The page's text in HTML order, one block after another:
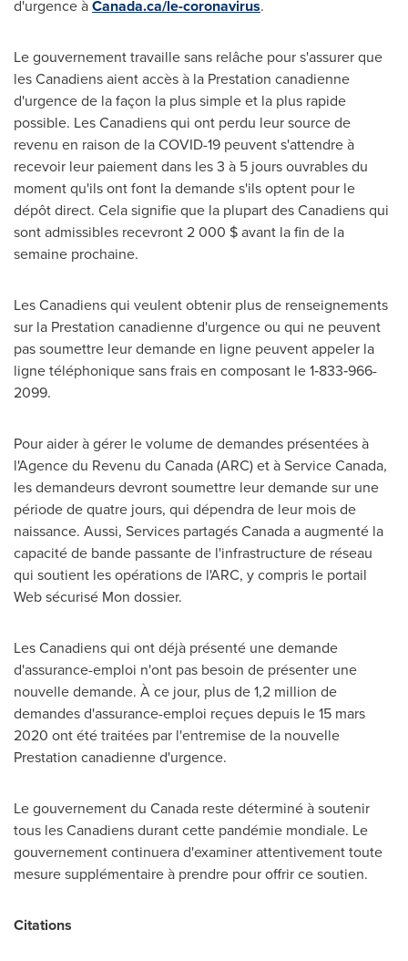
d'urgence àCanada.ca/le-coronavirus.
Le gouvernement travaille sans relâche pour s'assurer que
les Canadiens aient accès à la Prestation canadienne
d'urgence de la façon la plus simple et la plus rapide
possible. Les Canadiens qui ont perdu leur source de
revenu en raison de la COVID-19 peuvent s'attendre à
recevoir leur paiement dans les 3 à 5 jours ouvrables du
moment qu'ils ont font la demande s'ils optent pour le
dépôt direct. Cela signifie que la plupart des Canadiens qui
sont admissibles recevront 2 000 $ avant la fin de la
semaine prochaine.
Les Canadiens qui veulent obtenir plus de renseignements
sur la Prestation canadienne d'urgence ou qui ne peuvent
pas soumettre leur demande en ligne peuvent appeler la
ligne téléphonique sans frais en composant le 1‑833‑966-
2099.
Pour aider à gérer le volume de demandes présentées à
l'Agence du Revenu du Canada(ARC) et à Service Canada,
les demandeurs devront soumettre leur demande sur une
période de quatre jours, qui dépendra de leur mois de
naissance. Aussi, Services partagésCanadaa augmenté la
capacité de bande passante de l'infrastructure de réseau
qui soutient les opérations de l'ARC, y compris le portail
Web sécurisé Mon dossier.
Les Canadiens qui ont déjà présenté une demande
d'assurance-emploi n'ont pas besoin de présenter une
nouvelle demande. À ce jour, plus de 1,2 million de
demandes d'assurance-emploi reçues depuis le 15 mars
2020 ont été traitées par l'entremise de la nouvelle
Prestation canadienne d'urgence.
Le gouvernement du Canada reste déterminé à soutenir
tous les Canadiens durant cette pandémie mondiale. Le
gouvernement continuera d'examiner attentivement toute
mesure supplémentaire à prendre pour offrir ce soutien.
Citations